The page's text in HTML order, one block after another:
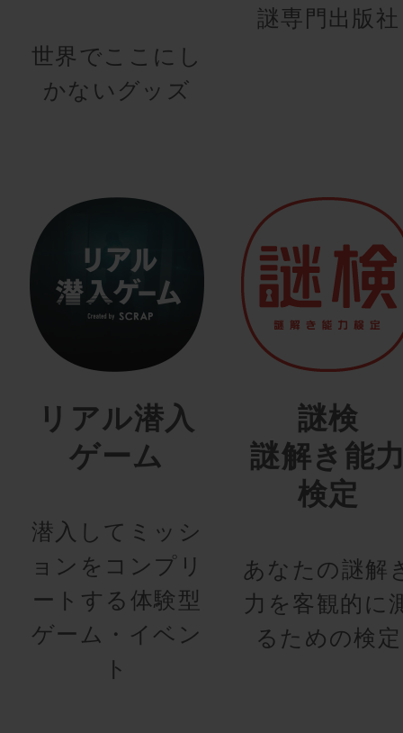
世界でここにし
かないグッズ
謎専門出版社
リアル潜入
ゲーム
潜入してミッシ
ョンをコンプリ
ートする体験型
ゲーム・イベン
ト
謎検
謎解き能
検定
あなたの謎解
力を客観的に
るための検定